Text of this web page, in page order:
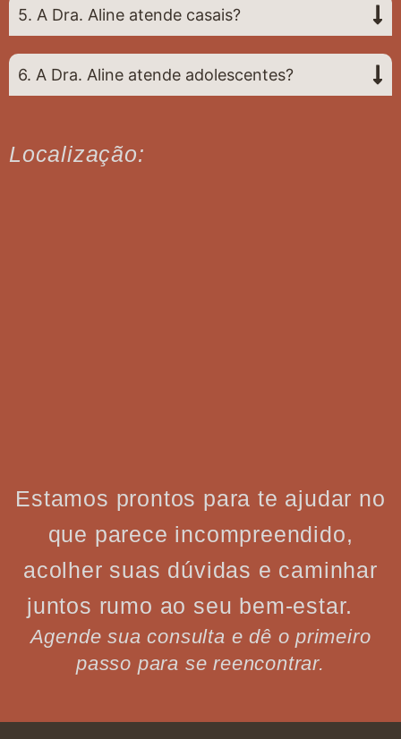
5. A Dra. Aline atende casais?
6. A Dra. Aline atende adolescentes?
Localização:
Estamos prontos para te ajudar no
que parece incompreendido,
acolher suas dúvidas e caminhar
juntos rumo ao seu bem-estar.
Agende sua consulta e dê o primeiro
passo para se reencontrar.